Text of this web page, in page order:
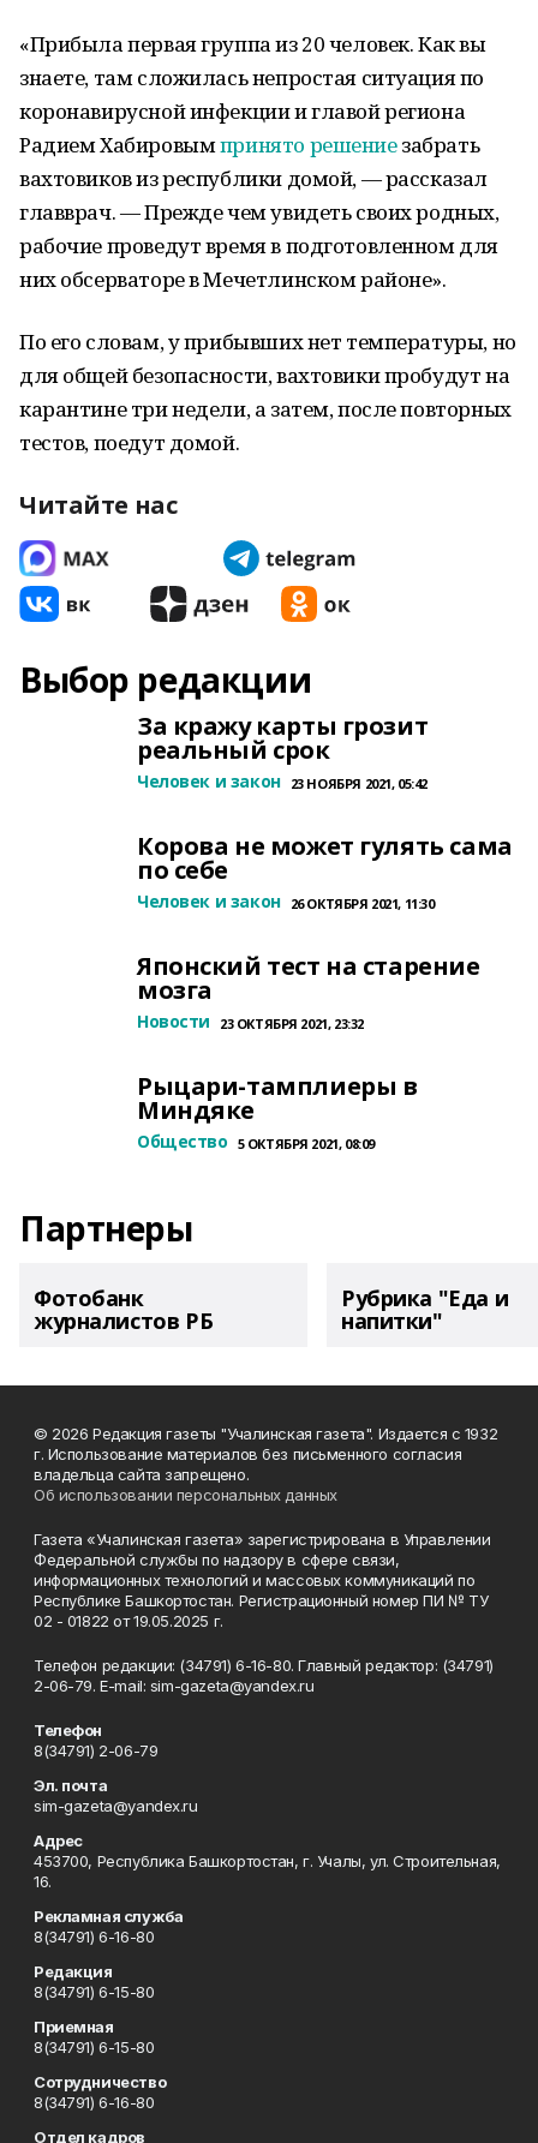
«Прибыла первая группа из 20 человек. Как вы
знаете, там сложилась непростая ситуация по
коронавирусной инфекции и главой региона
Радием Хабировымпринято решениезабрать
вахтовиков из республики домой, — рассказал
главврач. — Прежде чем увидеть своих родных,
рабочие проведут время в подготовленном для
них обсерваторе в Мечетлинском районе».
По его словам, у прибывших нет температуры, но
для общей безопасности, вахтовики пробудут на
карантине три недели, а затем, после повторных
тестов, поедут домой.
Читайте нас
Выбор редакции
За кражу карты грозит
реальный срок
Человек и закон 23 НОЯБРЯ 2021, 05:42
Корова не может гулять сама
по себе
Человек и закон 26 ОКТЯБРЯ 2021, 11:30
Японский тест на старение
мозга
Новости 23 ОКТЯБРЯ 2021, 23:32
Рыцари-тамплиеры в
Миндяке
Общество 5 ОКТЯБРЯ 2021, 08:09
Партнеры
Фотобанк
журналистов РБ
Рубрика "Еда и
напитки"
© 2026 Редакция газеты "Учалинская газета". Издается с 1932
г. Использование материалов без письменного согласия
владельца сайта запрещено.
Об использовании персональных данных
Газета «Учалинская газета» зарегистрирована в Управлении
Федеральной службы по надзору в сфере связи,
информационных технологий и массовых коммуникаций по
Республике Башкортостан. Регистрационный номер ПИ № ТУ
02 - 01822 от 19.05.2025 г.
Телефон редакции: (34791) 6-16-80. Главный редактор: (34791)
2-06-79. Е-mаil: sim-gazeta@yandex.ru
Телефон
8(34791) 2-06-79
Эл. почта
sim-gazeta@yandex.ru
Адрес
453700, Республика Башкортостан, г. Учалы, ул. Строительная,
16.
Рекламная служба
8(34791) 6-16-80
Редакция
8(34791) 6-15-80
Приемная
8(34791) 6-15-80
Сотрудничество
8(34791) 6-16-80
Отдел кадров